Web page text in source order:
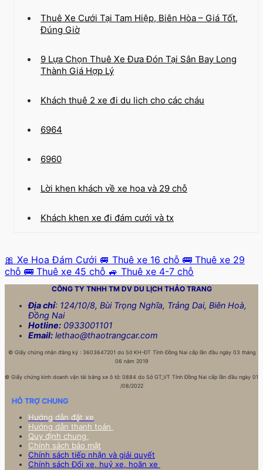
Thuê Xe Cưới Tại Tam Hiệp, Biên Hòa – Giá Tốt,
Đúng Giờ
9 Lựa Chọn Thuê Xe Đưa Đón Tại Sân Bay Long
Thành Giá Hợp Lý
Khách thuê 2 xe đi du lich cho các cháu
6964
6960
Lời khen khách về xe hoa và 29 chỗ
Khách khen xe đi đám cưới và tx
🎀 Xe Hoa Đám Cưới 🚐 Thuê xe 16 chỗ 🚌 Thuê xe 29
chỗ 🚌 Thuê xe 45 chỗ 🚙 Thuê xe 4-7 chỗ
CÔNG TY TNHH TM DV DU LỊCH THẢO TRANG
Địa chỉ: 124/10/8, Bùi Trọng Nghĩa, Trảng Dai, Biên Hoà,
Đồng Nai
Hotline: 0933001101
Email: lethao@thaotrangcar.com
©Giấy chứng nhận đăng ký : 3603647201 do Sở KH-ĐT Tỉnh Đồng Nai cấp lần đầu ngày 03 tháng
06 năm 2019
© Giấy chứng kinh doanh vận tải bằng xe ô tô: 0884 do Sở GT_VT Tỉnh Đồng Nai cấp lần đầu ngày 01
/08/2022
HỖ TRỢ CHUNG
Hướng dẫn đặt xe
Hướng dẫn thanh toán
Quy định chung
Chính sách bảo mật
Chính sách tiếp nhận và giải quyết
Chính sách Đổi xe, huỷ xe, hoãn xe